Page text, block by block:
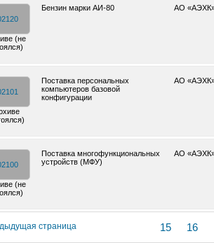
(не
Бензин марки АИ-80 АО
Поставка персональных
компьютеров базовой
конфигурации
АО
(не
Поставка многофункциональных
устройств (МФУ)
АО
страница 15 16